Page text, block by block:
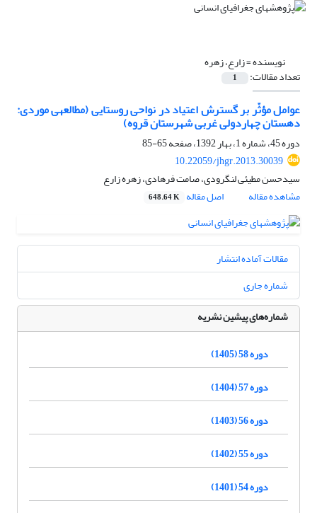
نویسنده =زارع، زهره
تعداد مقالات: 1
عوامل مؤثّر بر گسترش اعتیاد در نواحی روستایی (مطالعه‎ی موردی:
دهستان چهاردولی غربی شهرستان قروه)
دوره 45، شماره 1، بهار 1392، صفحه
65-85
10.22059/jhgr.2013.30039
سیدحسن مطیئی لنگرودی، صامت فرهادی، زهره زارع
مشاهده مقاله
اصل مقاله 648.64 K
مقالات آماده انتشار
شماره جاری
شماره‌های پیشین نشریه
دوره 58 (1405)
دوره 57 (1404)
دوره 56 (1403)
دوره 55 (1402)
دوره 54 (1401)